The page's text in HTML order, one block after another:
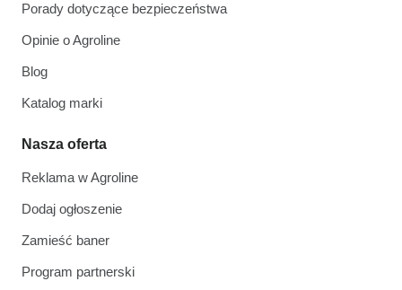
Porady dotyczące bezpieczeństwa
Opinie o Agroline
Blog
Katalog marki
Nasza oferta
Reklama w Agroline
Dodaj ogłoszenie
Zamieść baner
Program partnerski